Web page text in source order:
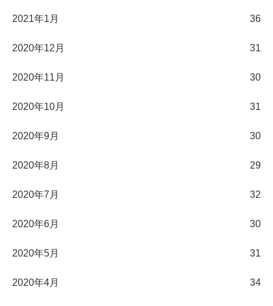
2021年1月 36
2020年12月 31
2020年11月 30
2020年10月 31
2020年9月 30
2020年8月 29
2020年7月 32
2020年6月 30
2020年5月 31
2020年4月 34